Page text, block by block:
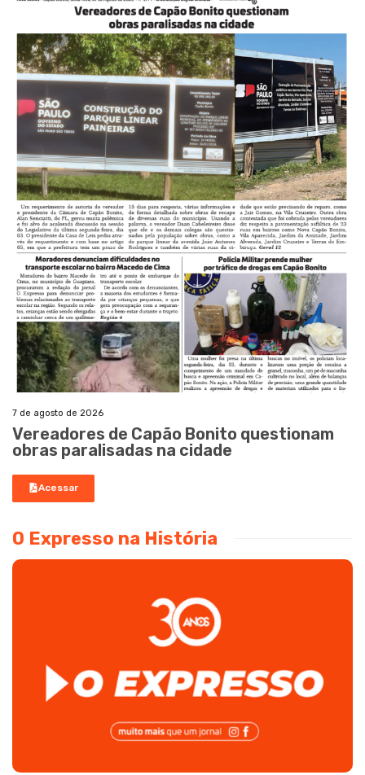
7 de agosto de 2026
Vereadores de Capão Bonito questionam
obras paralisadas na cidade
Acessar
O Expresso na História